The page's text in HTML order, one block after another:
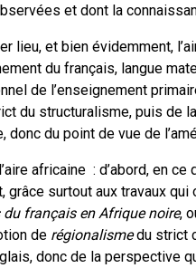
et dont la
lieu, et bien évidemment,
du français, langue
de l’enseignement
du structuralisme, puis de
donc du point de vue de
africaine : d’abord, en
grâce surtout aux travaux
du français en Afrique noire,
de régionalismedu strict
donc de la perspective